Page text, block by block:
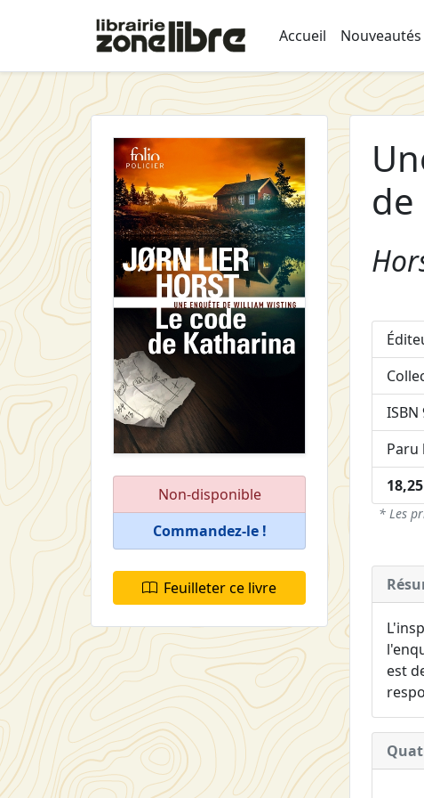
Accueil Nouveautés
Non-disponible
Commandez-le !
Feuilleter ce livre
ISBN
Paru
* Les
est